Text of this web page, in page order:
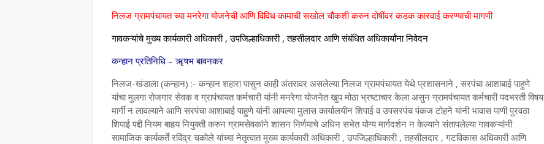
निलज ग्रामपंचायत च्या मनरेगा योजनेची आणि विविध कामाची सखोल चौकशी करुन दोषींवर कडक कारवाई करण्याची मागणी
गावकऱ्यांचे मुख्य कार्यकारी अधिकारी , उपजिल्हाधिकारी , तहसीलदार आणि संबंधित अधिकार्यांना निवेदन
कन्हान प्रतिनिधि – ॠषभ बावनकर
निलज-खंडाला (कन्हान) :- कन्हान शहारा पासुन काही अंतरावर असलेल्या निलज ग्रामपंचायत येथे प्रशासनाने , सरपंचा आशाबाई पाहुणे
यांचा मुलगा रोजगार सेवक व ग्रापंचायत कर्मचारी यांनी मनरेगा योजनेत खुप मोठा भ्रष्टाचार केला असुन ग्रामपंचायत कर्मचारी पदभरती विषय
मार्गी न लावल्याने आणि सरपंचा आशाबाई पाहुणे यांनी आपल्या मुलास कार्यालयीन शिपाई व उपसरपंच पंकज टोहने यांनी भावास पाणी पुरवठा
शिपाई पद्दी नियम बाहय नियुक्ती करुन ग्रामसेवकांने शासन निर्णयाचे अधिन सभेत योग्य मार्गदर्शन न केल्याने संतापलेल्या गावकऱ्यांनी
सामाजिक कार्यकर्ते रविंद्र चकोले यांच्या नेतृत्वात मुख्य कार्यकारी अधिकारी , उपजिल्हाधिकारी , तहसीलदार , गटविकास अधिकारी आणि